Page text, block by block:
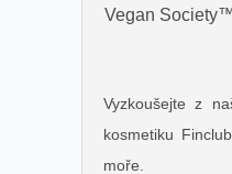
Vegan Society
Vyzkoušejte z
kosmetiku Finclub
moře